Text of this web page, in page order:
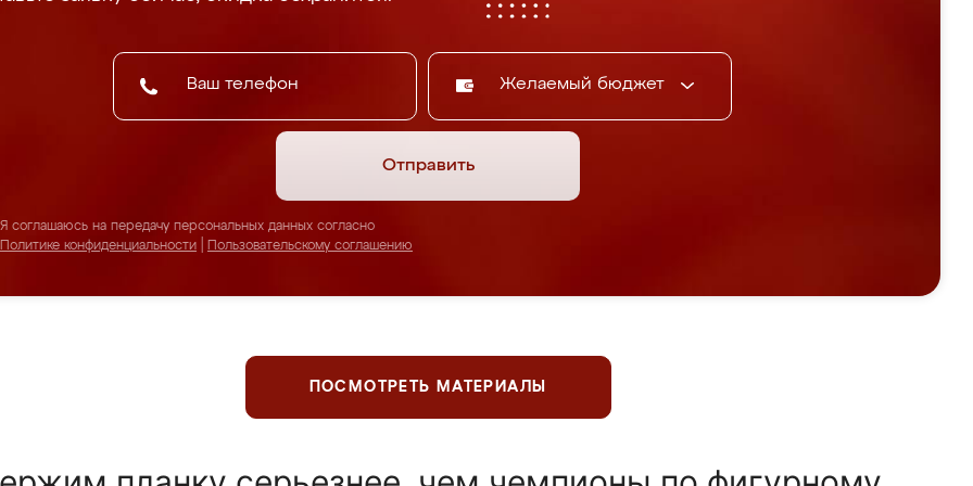
Желаемый бюджет
Отправить
Я соглашаюсь на передачу персональных данных согласно
Политике конфиденциальности
Пользовательскому соглашению
ПОСМОТРЕТЬ МАТЕРИАЛЫ